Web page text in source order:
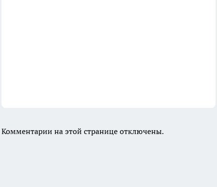
Комментарии на этой странице отключены.